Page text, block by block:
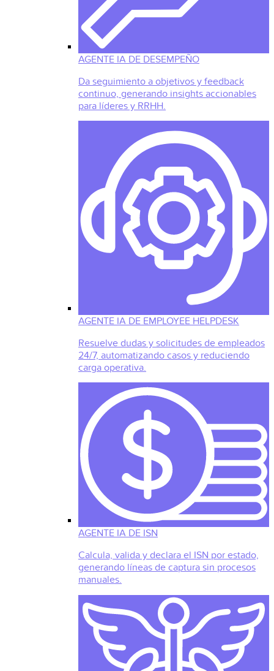
AGENTE IA DE DESEMPEÑO
Da seguimiento a objetivos y feedback
continuo, generando insights accionables
para líderes y RRHH.
AGENTE IA DE EMPLOYEE HELPDESK
Resuelve dudas y solicitudes de empleados
24/7, automatizando casos y reduciendo
carga operativa.
AGENTE IA DE ISN
Calcula, valida y declara el ISN por estado,
generando líneas de captura sin procesos
manuales.